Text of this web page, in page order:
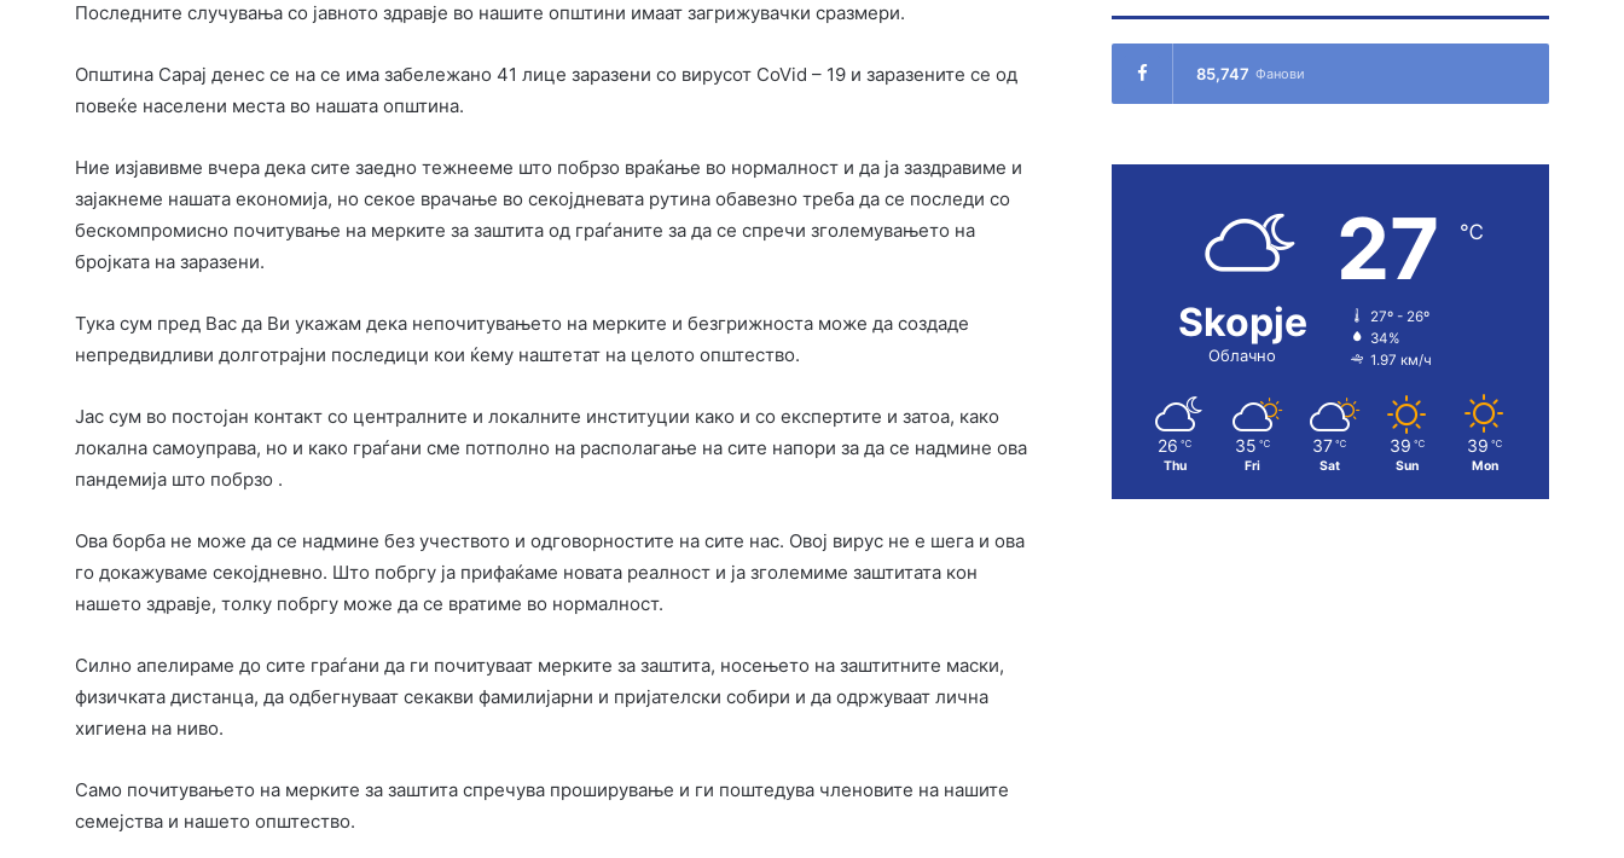
Последните случувања со јавното здравје во нашите општини имаат загрижувачки сразмери.
Општина Сарај денес се на се има забележано 41 лице заразени со вирусот CoVid – 19 и заразените се од
повеќе населени места во нашата општина.
Ние изјавивме вчера дека сите заедно тежнееме што побрзо враќање во нормалност и да ја заздравиме и
зајакнеме нашата економија, но секое врачање во секојдневата рутина обавезно треба да се последи со
бескомпромисно почитување на мерките за заштита од граѓаните за да се спречи зголемувањето на
бројката на заразени.
Тука сум пред Вас да Ви укажам дека непочитувањето на мерките и безгрижноста може да создаде
непредвидливи долготрајни последици кои ќему наштетат на целото општество.
Јас сум во постојан контакт со централните и локалните институции како и со експертите и затоа, како
локална самоуправа, но и како граѓани сме потполно на располагање на сите напори за да се надмине ова
пандемија што побрзо .
Ова борба не може да се надмине без учеството и одговорностите на сите нас. Овој вирус не е шега и ова
го докажуваме секојдневно. Што побргу ја прифаќаме новата реалност и ја зголемиме заштитата кон
нашето здравје, толку побргу може да се вратиме во нормалност.
Силно апелираме до сите граѓани да ги почитуваат мерките за заштита, носењето на заштитните маски,
физичката дистанца, да одбегнуваат секакви фамилијарни и пријателски собири и да одржуваат лична
хигиена на ниво.
Само почитувањето на мерките за заштита спречува проширување и ги поштедува членовите на нашите
семејства и нашето општество.
85,747 Фанови
Skopje
Облачно
27 ℃
27º - 26º
34%
1.97 км/ч
26 ℃
Thu
35 ℃
Fri
37 ℃
Sat
39 ℃
Sun
39 ℃
Mon